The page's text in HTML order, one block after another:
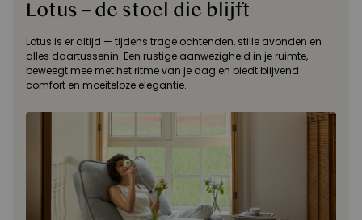
Lotus – de stoel die blijft
Lotus is er altijd — tijdens trage ochtenden, stille avonden en
alles daartussenin. Een rustige aanwezigheid in je ruimte,
beweegt mee met het ritme van je dag en biedt blijvend
comfort en moeiteloze elegantie.